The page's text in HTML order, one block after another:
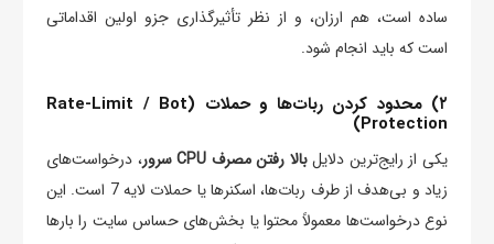
ساده است، هم ارزان، و از نظر تأثیرگذاری جزو اولین اقداماتی
است که باید انجام شود.
۲) محدود کردن ربات‌ها و حملات (Rate-Limit / Bot
Protection)
یکی از رایج‌ترین دلایلبالا رفتن مصرف CPU سرور
، درخواست‌های
زیاد و بی‌هدف از طرف ربات‌ها، اسکنرها یا حملات لایه 7 است. این
نوع درخواست‌ها معمولاً محتوا یا بخش‌های حساس سایت را بارها